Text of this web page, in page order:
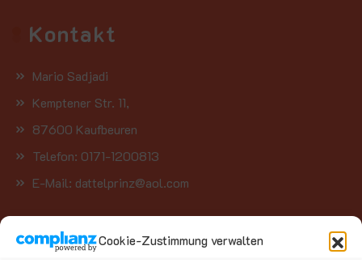
Cookie-Zustimmung verwalten
Kontakt
Mario Sadjadi
Kemptener Str. 11,
87600 Kaufbeuren
Telefon: 0171-1200813
E-Mail: dattelprinz@aol.com
Kategorien